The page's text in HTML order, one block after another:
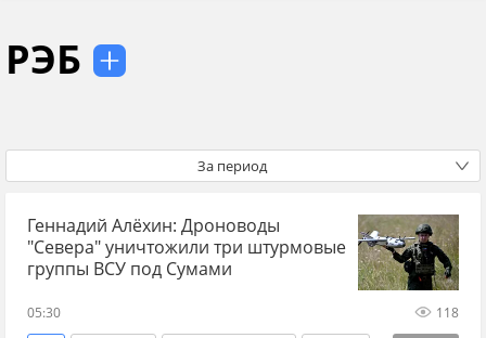
РЭБ
За период
Геннадий Алёхин: Дроноводы
"Севера" уничтожили три штурмовые
группы ВСУ под Сумами
05:30 118